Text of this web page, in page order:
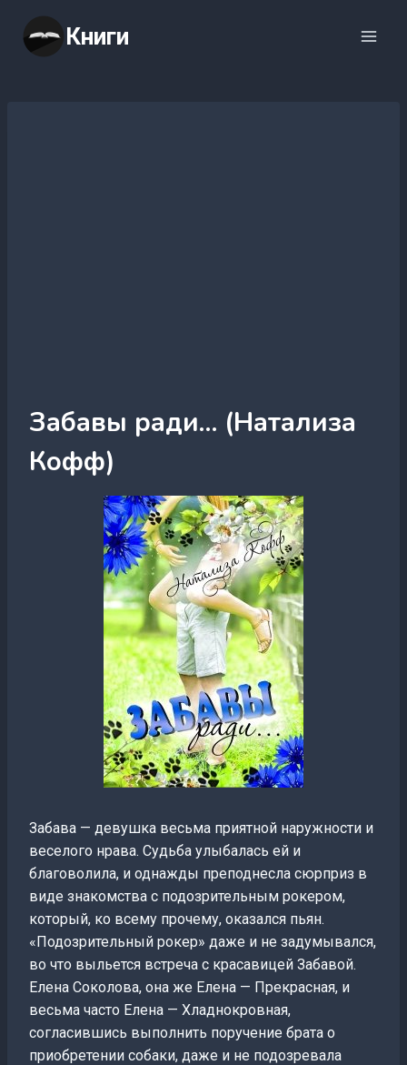
содержимому
Книги
Забавы ради… (Натализа
Кофф)
Забава — девушка весьма приятной наружности и
веселого нрава. Судьба улыбалась ей и
благоволила, и однажды преподнесла сюрприз в
виде знакомства с подозрительным рокером,
который, ко всему прочему, оказался пьян.
«Подозрительный рокер» даже и не задумывался,
во что выльется встреча с красавицей Забавой.
Елена Соколова, она же Елена — Прекрасная, и
весьма часто Елена — Хладнокровная,
согласившись выполнить поручение брата о
приобретении собаки, даже и не подозревала